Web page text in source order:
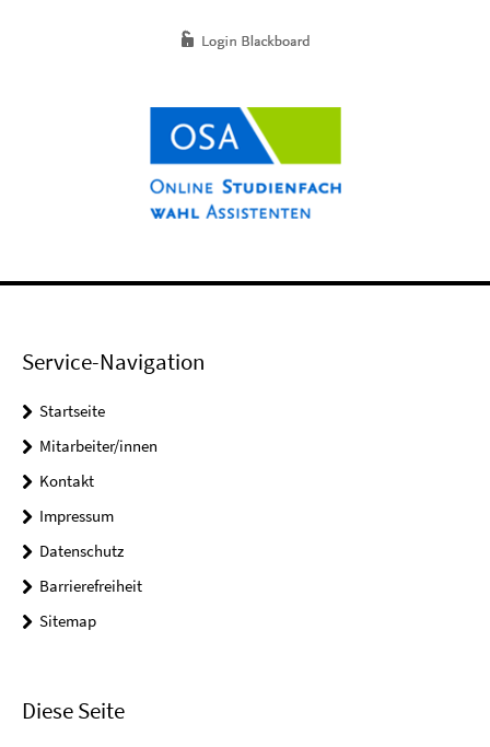
Service-Navigation
Startseite
Mitarbeiter/innen
Kontakt
Impressum
Datenschutz
Barrierefreiheit
Sitemap
Diese Seite